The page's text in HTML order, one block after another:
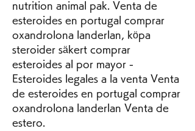
nutrition animal pak. Venta de
esteroides en portugal comprar
oxandrolona landerlan, köpa
steroider säkert comprar
esteroides al por mayor -
Esteroides legales a la venta Venta
de esteroides en portugal comprar
oxandrolona landerlan Venta de
estero.